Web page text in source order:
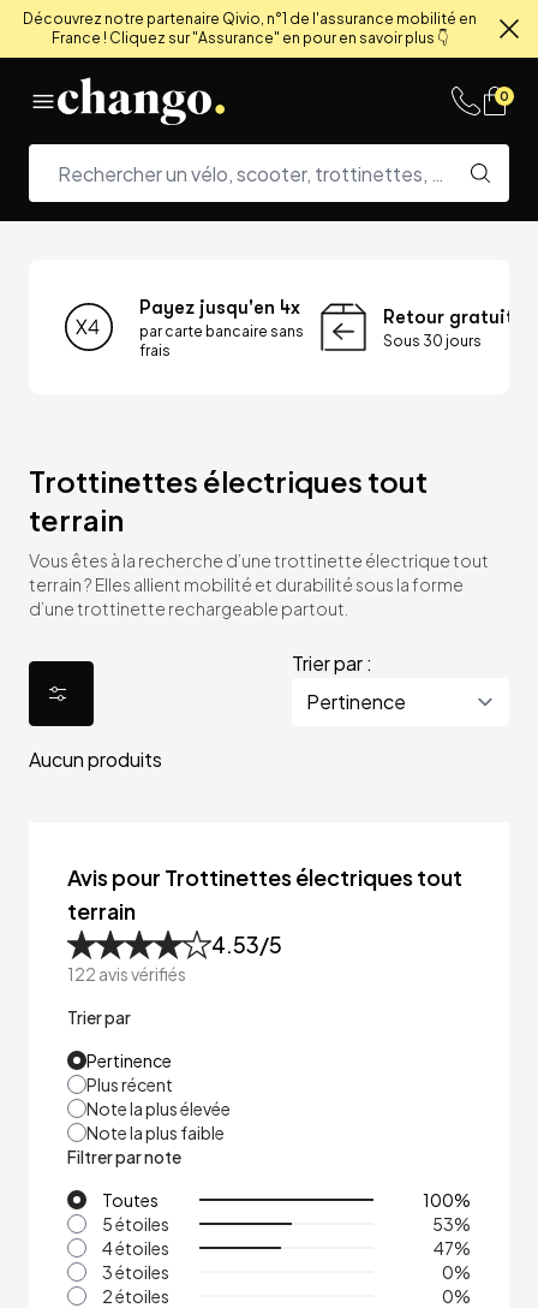
Découvrez notre partenaire Qivio, n°1 de l'assurance mobilité en
France ! Cliquez sur "Assurance" en pour en savoir plus 👇
0
Payez jusqu'en 4x
par carte bancaire sans
frais
Retour gratuit
Sous 30 jours
Trottinettes électriques tout
terrain
Vous êtes à la recherche d’une trottinette électrique tout
terrain ? Elles allient mobilité et durabilité sous la forme
d’une trottinette rechargeable partout.
Trier par :
Aucun produits
Avis pour Trottinettes électriques tout
terrain
4.53/5
122 avis vérifiés
Trier par
Pertinence
Plus récent
Note la plus élevée
Note la plus faible
Filtrer par note
Toutes
100%
5 étoiles
53%
4 étoiles
47%
3 étoiles
0%
2 étoiles
0%